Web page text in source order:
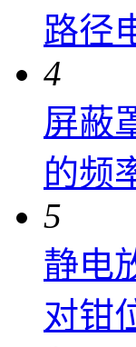
路径
4
屏蔽
的频
5
静电
对钳